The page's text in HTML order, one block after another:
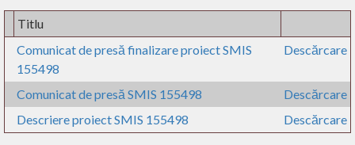
Titlu
Comunicat de presă finalizare proiect SMIS
155498
Descărcare
Comunicat de presă SMIS 155498
Descărcare
Descriere proiect SMIS 155498
Descărcare